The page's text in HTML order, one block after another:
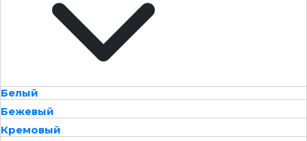
Белый
Бежевый
Кремовый